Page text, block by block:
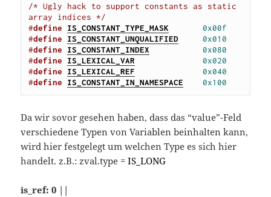
/* Ugly hack to support constants as static
array indices */
#define IS_CONSTANT_TYPE_MASK
0x00f
#define IS_CONSTANT_UNQUALIFIED
0x010
#define IS_CONSTANT_INDEX
0x080
#define IS_LEXICAL_VAR
0x020
#define IS_LEXICAL_REF
0x040
#define IS_CONSTANT_IN_NAMESPACE 0x100
Da wir sovor gesehen haben, dass das “value”-Feld
verschiedene Typen von Variablen beinhalten kann,
wird hier festgelegt um welchen Type es sich hier
handelt. z.B.: zval.type =IS_LONG
is_ref: 0 ||